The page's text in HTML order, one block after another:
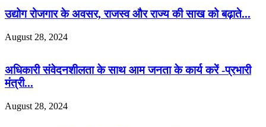
उद्योग रोजगार के अवसर, राजस्व और राज्य की साख को बढ़ाते...
August 28, 2024
अधिकारी संवेदनशीलता के साथ आम जनता के कार्य करें -प्रभारी
मंत्री...
August 28, 2024